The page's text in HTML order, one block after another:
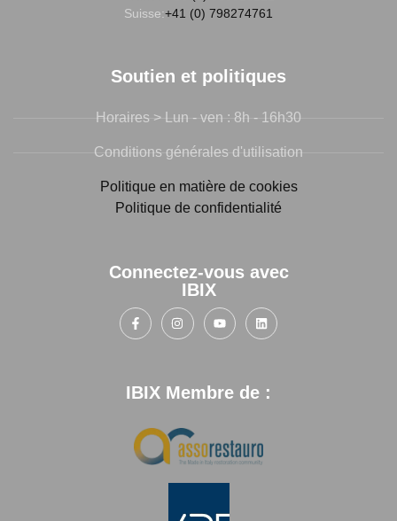
Suisse:+41 (0) 798274761
Soutien et politiques
Horaires > Lun - ven : 8h - 16h30
Conditions générales d'utilisation
Politique en matière de cookies
Politique de confidentialité
Connectez-vous avec
IBIX
IBIX Membre de :